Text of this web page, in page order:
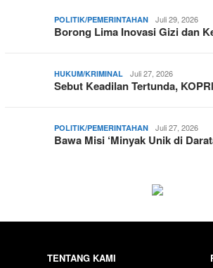
POLITIK/PEMERINTAHAN Juli 29, 2026
Borong Lima Inovasi Gizi dan
HUKUM/KRIMINAL Juli 27, 2026
Sebut Keadilan Tertunda,
POLITIK/PEMERINTAHAN Juli 27, 2026
Bawa Misi ‘Minyak Unik di
TENTANG KAMI